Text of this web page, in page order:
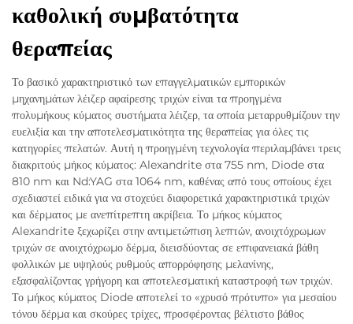
καθολική συμβατότητα
θεραπείας
Το βασικό χαρακτηριστικό των επαγγελματικών εμπορικών
μηχανημάτων λέιζερ αφαίρεσης τριχών είναι τα προηγμένα
πολυμήκους κύματος συστήματα λέιζερ, τα οποία μεταρρυθμίζουν την
ευελιξία και την αποτελεσματικότητα της θεραπείας για όλες τις
κατηγορίες πελατών. Αυτή η προηγμένη τεχνολογία περιλαμβάνει τρεις
διακριτούς μήκος κύματος: Alexandrite στα 755 nm, Diode στα
810 nm και Nd:YAG στα 1064 nm, καθένας από τους οποίους έχει
σχεδιαστεί ειδικά για να στοχεύει διαφορετικά χαρακτηριστικά τριχών
και δέρματος με ανεπίτρεπτη ακρίβεια. Το μήκος κύματος
Alexandrite ξεχωρίζει στην αντιμετώπιση λεπτών, ανοιχτόχρωμων
τριχών σε ανοιχτόχρωμο δέρμα, διεισδύοντας σε επιφανειακά βάθη
φολλικών με υψηλούς ρυθμούς απορρόφησης μελανίνης,
εξασφαλίζοντας γρήγορη και αποτελεσματική καταστροφή των τριχών.
Το μήκος κύματος Diode αποτελεί το «χρυσό πρότυπο» για μεσαίου
τόνου δέρμα και σκούρες τρίχες, προσφέροντας βέλτιστο βάθος